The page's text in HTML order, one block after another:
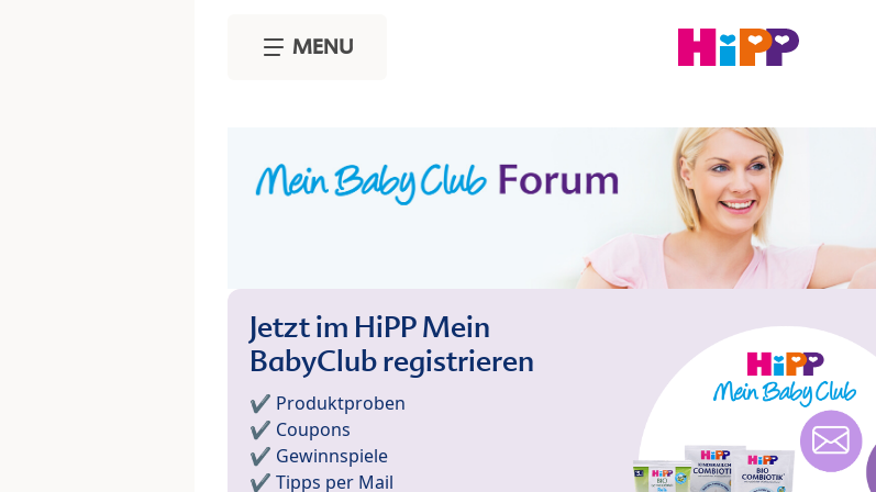
MENU
Jetzt im HiPP Mein
BabyClub registrieren
✔️ Produktproben
✔️ Coupons
✔️ Gewinnspiele
✔️ Tipps per Mail